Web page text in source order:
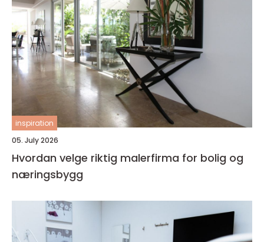
inspiration
05. July 2026
Hvordan velge riktig malerfirma for bolig og
næringsbygg